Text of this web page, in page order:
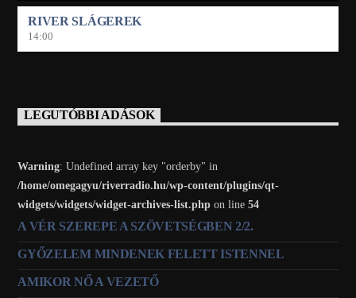
RIVER SLÁGEREK
14:00
LEGUTÓBBI ADÁSOK
Warning: Undefined array key "orderby" in
/home/omegagyu/riverradio.hu/wp-content/plugins/qt-
widgets/widgets/widget-archives-list.php on line54
A VÉR SZEREPE A SZÖVETSÉGBEN 2/2.
GYŐZELEM MINDENEK FELETT ISTENNEL
AMIKOR NŐ A VEZETŐ